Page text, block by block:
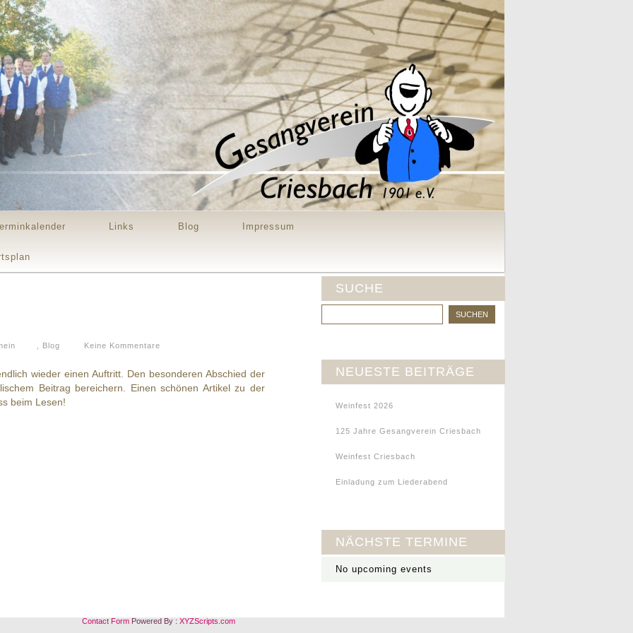
Links Blog Impressum
Blog Keine Kommentare
wieder einen Auftritt. Den besonderen Abschied der
Beitrag bereichern. Einen schönen Artikel zu der
beim Lesen!
SUCHE
NEUESTE BEITRÄGE
Weinfest 2026
125 Jahre Gesangverein Criesbach
Weinfest Criesbach
Einladung zum Liederabend
NÄCHSTE TERMINE
No upcoming events
Contact FormPowered By : XYZScripts.com